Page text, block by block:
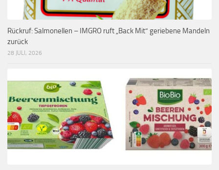
Rückruf: Salmonellen – IMGRO ruft „Back Mit“ geriebene Mandeln
zurück
28 JULI, 2026